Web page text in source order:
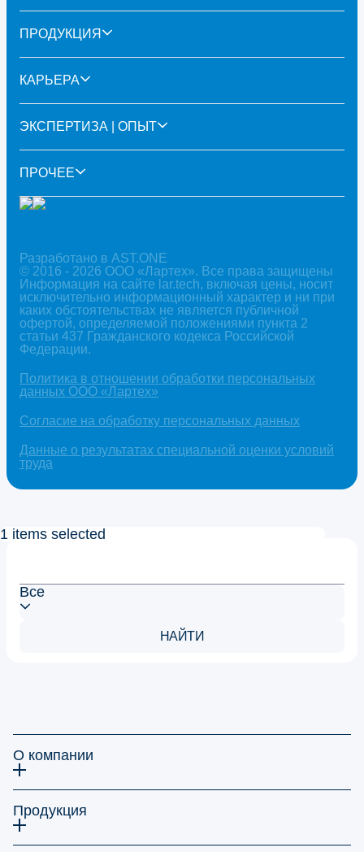
Информация на сайте lar.tech, включая цены, носит
исключительно информационный характер и ни при
каких обстоятельствах не является публичной
офертой, определяемой положениями пункта 2
статьи 437 Гражданского кодекса Российской
Федерации.
Политика в отношении обработки персональных
данных ООО «Лартех»
Согласие на обработку персональных данных
Данные о результатах специальной оценки условий
труда
ПРОДУКЦИЯ
КАРЬЕРА
ЭКСПЕРТИЗА | ОПЫТ
ПРОЧЕЕ
Разработано в AST.ONE
© 2016 - 2026 ООО «Лартех». Все права защищены
Все
1 items selected
НАЙТИ
О компании
Продукция